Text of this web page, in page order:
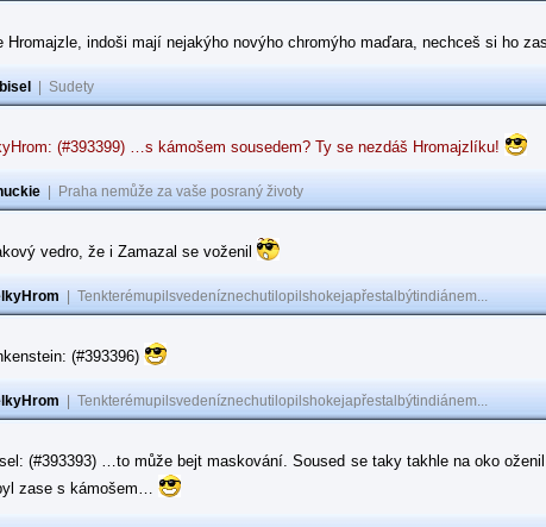
Hromajzle, indoši mají nejakýho novýho chromýho maďara, nechceš si ho
Sudety
(#393399) …s kámošem sousedem? Ty se nezdáš Hromajzlíku!
Praha nemůže za vaše posraný životy
vedro, že i Zamazal se voženil
Tenkterémupilsvedeníznechutilopilshokejapřestalbýtindiánem...
(#393396)
Tenkterémupilsvedeníznechutilopilshokejapřestalbýtindiánem...
(#393393) …to může bejt maskování. Soused se taky takhle na oko
zase s kámošem…